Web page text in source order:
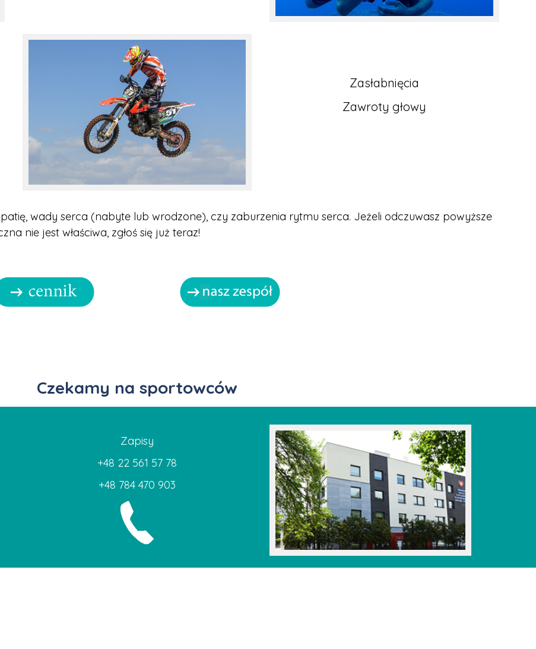
Zasłabnięcia
Zawroty głowy
wady serca (nabyte lub wrodzone), czy zaburzenia rytmu serca. Jeżeli odczuwasz powyższe
nie jest właściwa, zgłoś się już teraz!
Czekamy na sportowców
Zapisy
+48 22 561 57 78
+48 784 470 903